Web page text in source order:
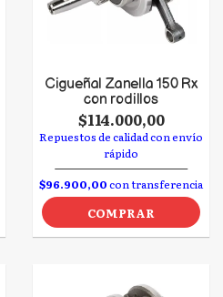
Cigueñal Zanella 150 Rx
con rodillos
$114.000,00
Repuestos de calidad con envío
rápido
$96.900,00con transferencia
COMPRAR